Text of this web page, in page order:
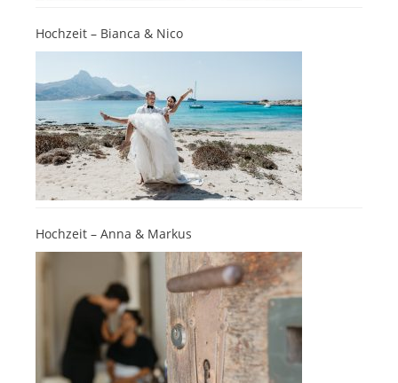
Hochzeit – Bianca & Nico
Hochzeit – Anna & Markus